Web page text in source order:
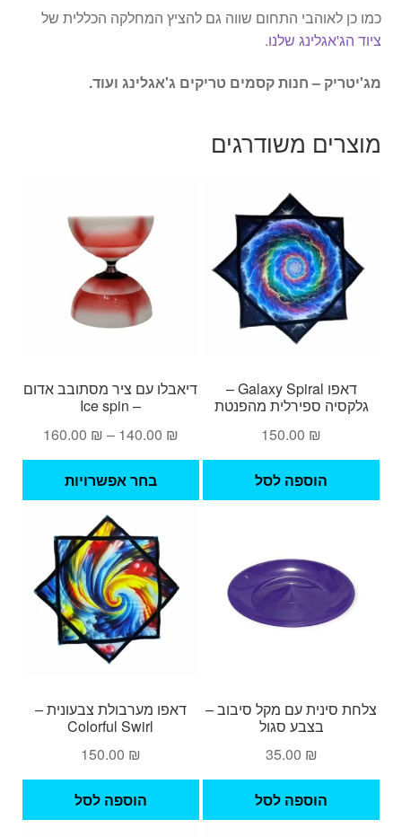
כמו כן לאוהבי התחום שווה גם להציץ המחלקה הכללית של
ציוד הג'אגלינג שלנו.
מג'יטריק – חנות קסמים טריקים ג'אגלינג ועוד.
מוצרים משודרגים
דאפו Galaxy Spiral –
גלקסיה ספירלית מהפנטת
150.00 ₪
הוספה לסל
דיאבלו עם ציר מסתובב אדום
– Ice spin
140.00 ₪
–
160.00 ₪
עד
בחר אפשרויות
צלחת סינית עם מקל סיבוב –
בצבע סגול
35.00 ₪
הוספה לסל
דאפו מערבולת צבעונית –
Colorful Swirl
150.00 ₪
הוספה לסל